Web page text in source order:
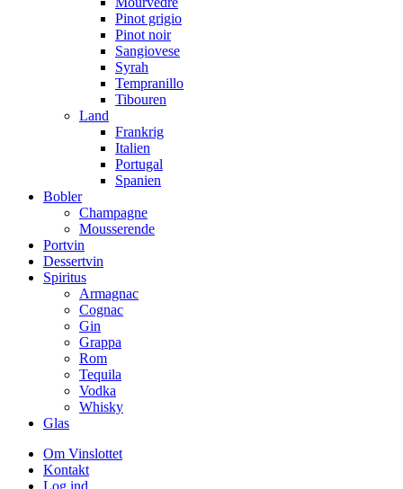
Pinot grigio
Pinot noir
Sangiovese
Syrah
Tempranillo
Tibouren
Land
Frankrig
Italien
Portugal
Spanien
Bobler
Champagne
Mousserende
Portvin
Dessertvin
Spiritus
Armagnac
Cognac
Gin
Grappa
Rom
Tequila
Vodka
Whisky
Glas
Om Vinslottet
Kontakt
Log ind